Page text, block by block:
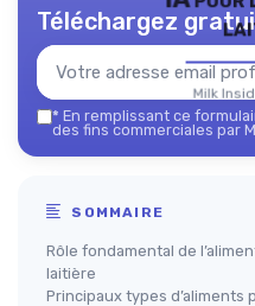
Milk
Téléchargez
* En remplissant ce
des fins commerciales par
SOMMAIRE
Rôle fondamental de
laitière
Principaux types d’aliments